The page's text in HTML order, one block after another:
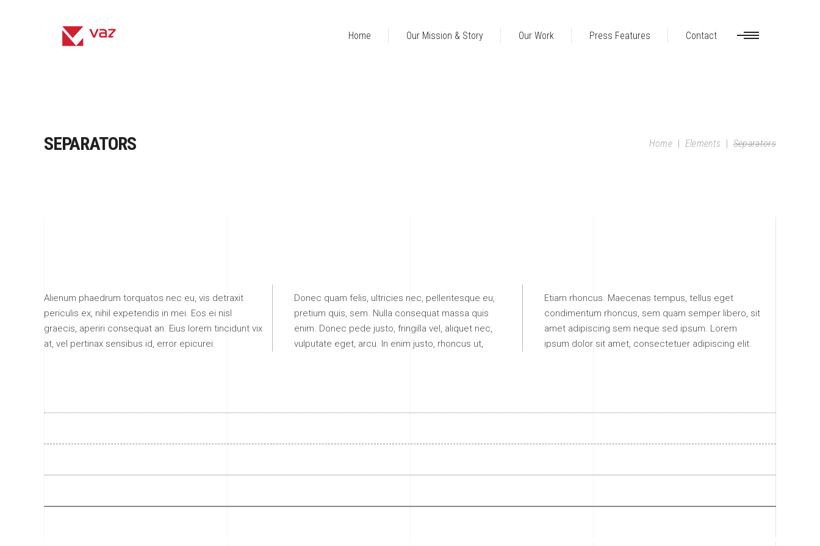
Home Our Mission & Story Our Work Press Features Contact
SEPARATORS Home | Elements | Separators
Alienum phaedrum torquatos nec eu, vis detraxit
periculis ex, nihil expetendis in mei. Eos ei nisl
graecis, aperiri consequat an. Eius lorem tincidunt vix
at, vel pertinax sensibus id, error epicurei.
Donec quam felis, ultricies nec, pellentesque eu,
pretium quis, sem. Nulla consequat massa quis
enim. Donec pede justo, fringilla vel, aliquet nec,
vulputate eget, arcu. In enim justo, rhoncus ut,
Etiam rhoncus. Maecenas tempus, tellus eget
condimentum rhoncus, sem quam semper libero, sit
amet adipiscing sem neque sed ipsum. Lorem
ipsum dolor sit amet, consectetuer adipiscing elit.